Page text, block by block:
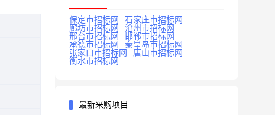
保定市招标网
石家庄市招标网
廊坊市招标网
沧州市招标网
邢台市招标网
邯郸市招标网
承德市招标网
秦皇岛市招标网
张家口市招标网
唐山市招标网
衡水市招标网
最新采购项目